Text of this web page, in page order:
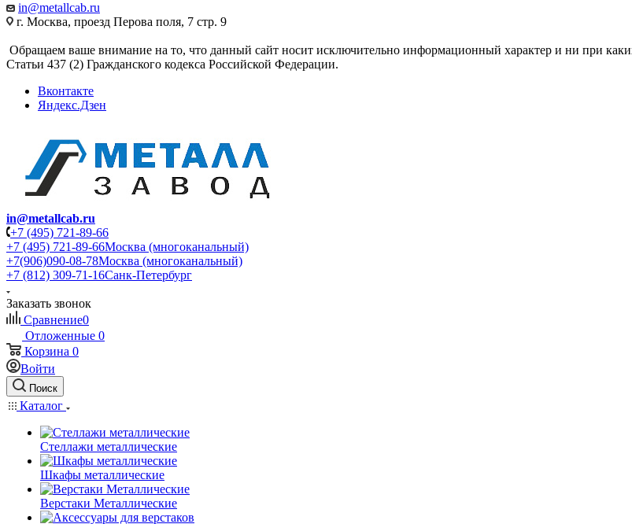
in@metallcab.ru
г. Москва, проезд Перова поля, 7 стр. 9
Обращаем ваше внимание на то, что данный сайт носит исключительно информационный характер и ни при
Статьи 437 (2) Гражданского кодекса Российской Федерации.
Вконтакте
Яндекс.Дзен
in@metallcab.ru
+7 (495) 721-89-66
+7 (495) 721-89-66Москва (многоканальный)
+7(906)090-08-78Москва (многоканальный)
+7 (812) 309-71-16Санк-Петербург
Заказать звонок
Сравнение0
Отложенные 0
Корзина 0
Войти
Поиск
Каталог
Стеллажи металлические
Шкафы металлические
Верстаки Металлические